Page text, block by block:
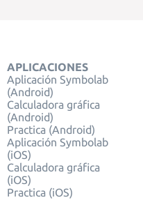
APLICACIONES
Aplicación Symbolab
(Android)
Calculadora gráfica
(Android)
Practica (Android)
Aplicación Symbolab
(iOS)
Calculadora gráfica
(iOS)
Practica (iOS)